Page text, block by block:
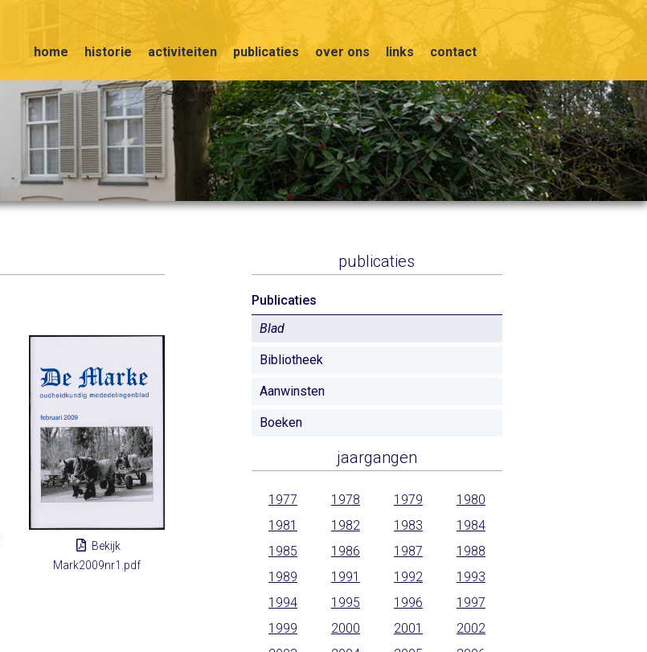
home historie activiteiten publicaties over ons links contact
Bekijk
Mark2009nr1.pdf
publicaties
Publicaties
Blad
Bibliotheek
Aanwinsten
Boeken
jaargangen
1977 1978 1979
1980
1981
1982 1983
1984
1985
1986 1987
1988
1989
1991 1992
1993
1994
1995 1996
1997
1999
2000 2001
2002